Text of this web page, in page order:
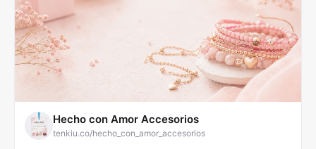
Hecho con Amor Accesorios
tenkiu.co/hecho_con_amor_accesorios